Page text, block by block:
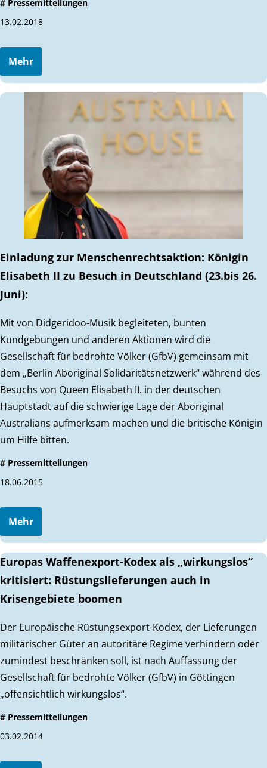
# Pressemitteilungen
13.02.2018
Mehr
Einladung zur Menschenrechtsaktion: Königin
Elisabeth II zu Besuch in Deutschland (23.bis 26.
Juni):
Mit von Didgeridoo-Musik begleiteten, bunten
Kundgebungen und anderen Aktionen wird die
Gesellschaft für bedrohte Völker (GfbV) gemeinsam mit
dem „Berlin Aboriginal Solidaritätsnetzwerk“ während des
Besuchs von Queen Elisabeth II. in der deutschen
Hauptstadt auf die schwierige Lage der Aboriginal
Australians aufmerksam machen und die britische Königin
um Hilfe bitten.
# Pressemitteilungen
18.06.2015
Mehr
Europas Waffenexport-Kodex als „wirkungslos“
kritisiert: Rüstungslieferungen auch in
Krisengebiete boomen
Der Europäische Rüstungsexport-Kodex, der Lieferungen
militärischer Güter an autoritäre Regime verhindern oder
zumindest beschränken soll, ist nach Auffassung der
Gesellschaft für bedrohte Völker (GfbV) in Göttingen
„offensichtlich wirkungslos“.
# Pressemitteilungen
03.02.2014